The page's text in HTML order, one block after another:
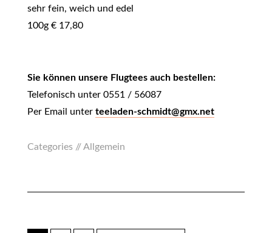
sehr fein, weich und edel
100g € 17,80
Sie können unsere Flugtees auch bestellen:
Telefonisch unter 0551 / 56087
Per Email unter teeladen-schmidt@gmx.net
Categories //Allgemein